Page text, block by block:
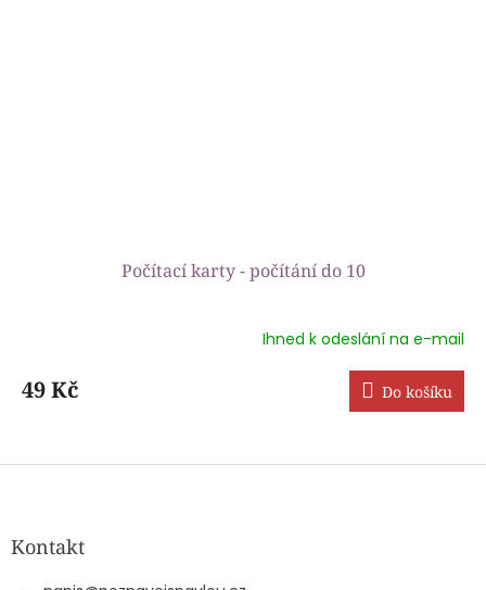
Počítací karty - počítání do 10
Ihned k odeslání na e-mail
49 Kč Do košíku
Z
Kontakt